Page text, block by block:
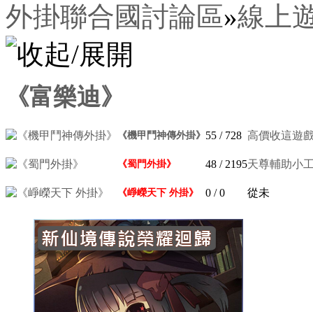
外掛聯合國討論區»線上
《富樂迪》
《機甲鬥神傳外掛》 55 / 728 高價收這遊
《蜀門外掛》 48 / 2195天尊輔助小
《崢嶸天下 外掛》 0 / 0 從未